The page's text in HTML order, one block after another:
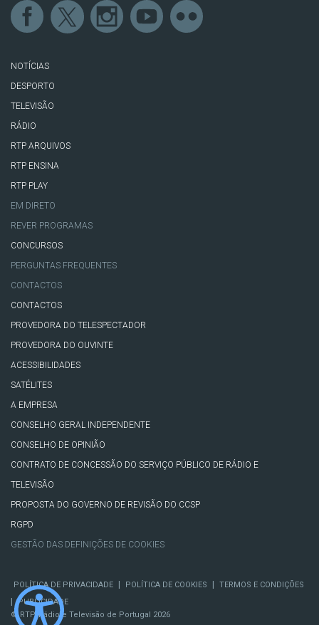
NOTÍCIAS
DESPORTO
TELEVISÃO
RÁDIO
RTP ARQUIVOS
RTP ENSINA
RTP PLAY
EM DIRETO
REVER PROGRAMAS
CONCURSOS
PERGUNTAS FREQUENTES
CONTACTOS
CONTACTOS
PROVEDORA DO TELESPECTADOR
PROVEDORA DO OUVINTE
ACESSIBILIDADES
SATÉLITES
A EMPRESA
CONSELHO GERAL INDEPENDENTE
CONSELHO DE OPINIÃO
CONTRATO DE CONCESSÃO DO SERVIÇO PÚBLICO DE RÁDIO E
TELEVISÃO
PROPOSTA DO GOVERNO DE REVISÃO DO CCSP
RGPD
GESTÃO DAS DEFINIÇÕES DE COOKIES
POLÍTICA DE PRIVACIDADE POLÍTICA DE COOKIES TERMOS E CONDIÇÕES
PUBLICIDADE
© RTP, Rádio e Televisão de Portugal 2026